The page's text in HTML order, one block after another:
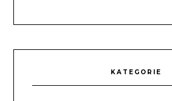
KATEGORIE